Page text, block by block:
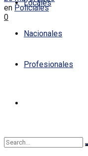
Locales
Nacionales
Profesionales
en Policiales
0